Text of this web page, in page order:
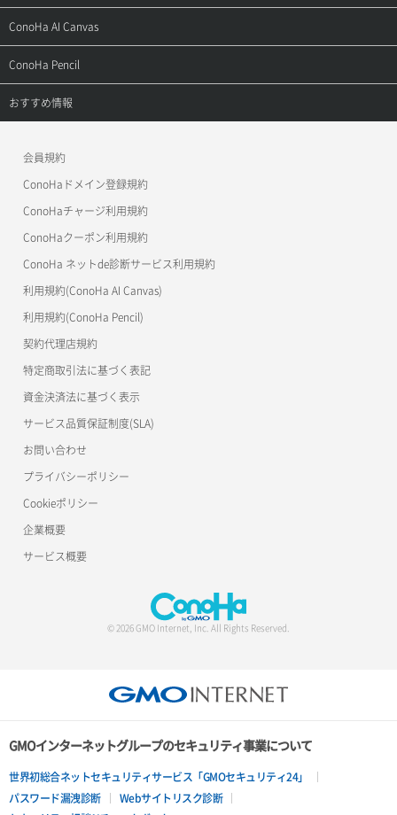
お問い合わせ
お乗り換えガイド
よくある質問
APIドキュメントVPS2.0
APIドキュメントVPS3.0
ご利用ガイド
APIドキュメントVPS2.0
APIドキュメントVPS3.0
サポートトップ
ご利用ガイド
ConoHa AI Canvas
サポートトップ
ご利用ガイド
ConoHa Pencil
サポートトップ
おすすめ情報
美雲このは徹底ガイド
会員規約
ConoHaドメイン登録規約
ConoHaチャージ利用規約
ConoHaクーポン利用規約
ConoHa ネットde診断サービス利用規約
利用規約(ConoHa AI Canvas)
利用規約(ConoHa Pencil)
契約代理店規約
特定商取引法に基づく表記
資金決済法に基づく表示
サービス品質保証制度(SLA)
お問い合わせ
プライバシーポリシー
Cookieポリシー
企業概要
サービス概要
© 2026 GMO Internet, Inc. All Rights Reserved.
GMOインターネットグループのセキュリティ事業について
世界初総合ネットセキュリティサービス「GMOセキュリティ24」
パスワード漏洩診断
Webサイトリスク診断